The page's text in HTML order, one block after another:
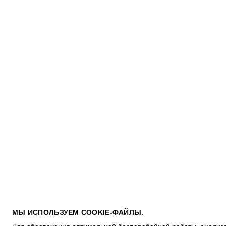
МЫ ИСПОЛЬЗУЕМ COOKIE-ФАЙЛЫ.
ПОКУПАТЕЛЯМ